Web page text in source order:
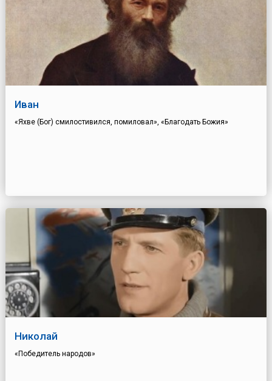
Иван
«Яхве (Бог) смилостивился, помиловал», «Благодать Божия»
Николай
«Победитель народов»